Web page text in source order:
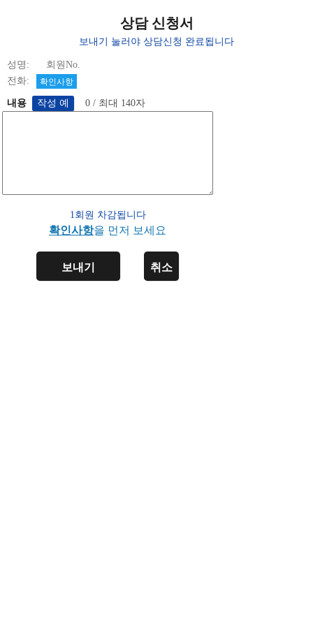
상담 신청서
보내기 눌러야 상담신청 완료됩니다
성명: 회원No.
전화:
확인사항
내용 0 / 최대 140자
1회원 차감됩니다
확인사항을 먼저 보세요